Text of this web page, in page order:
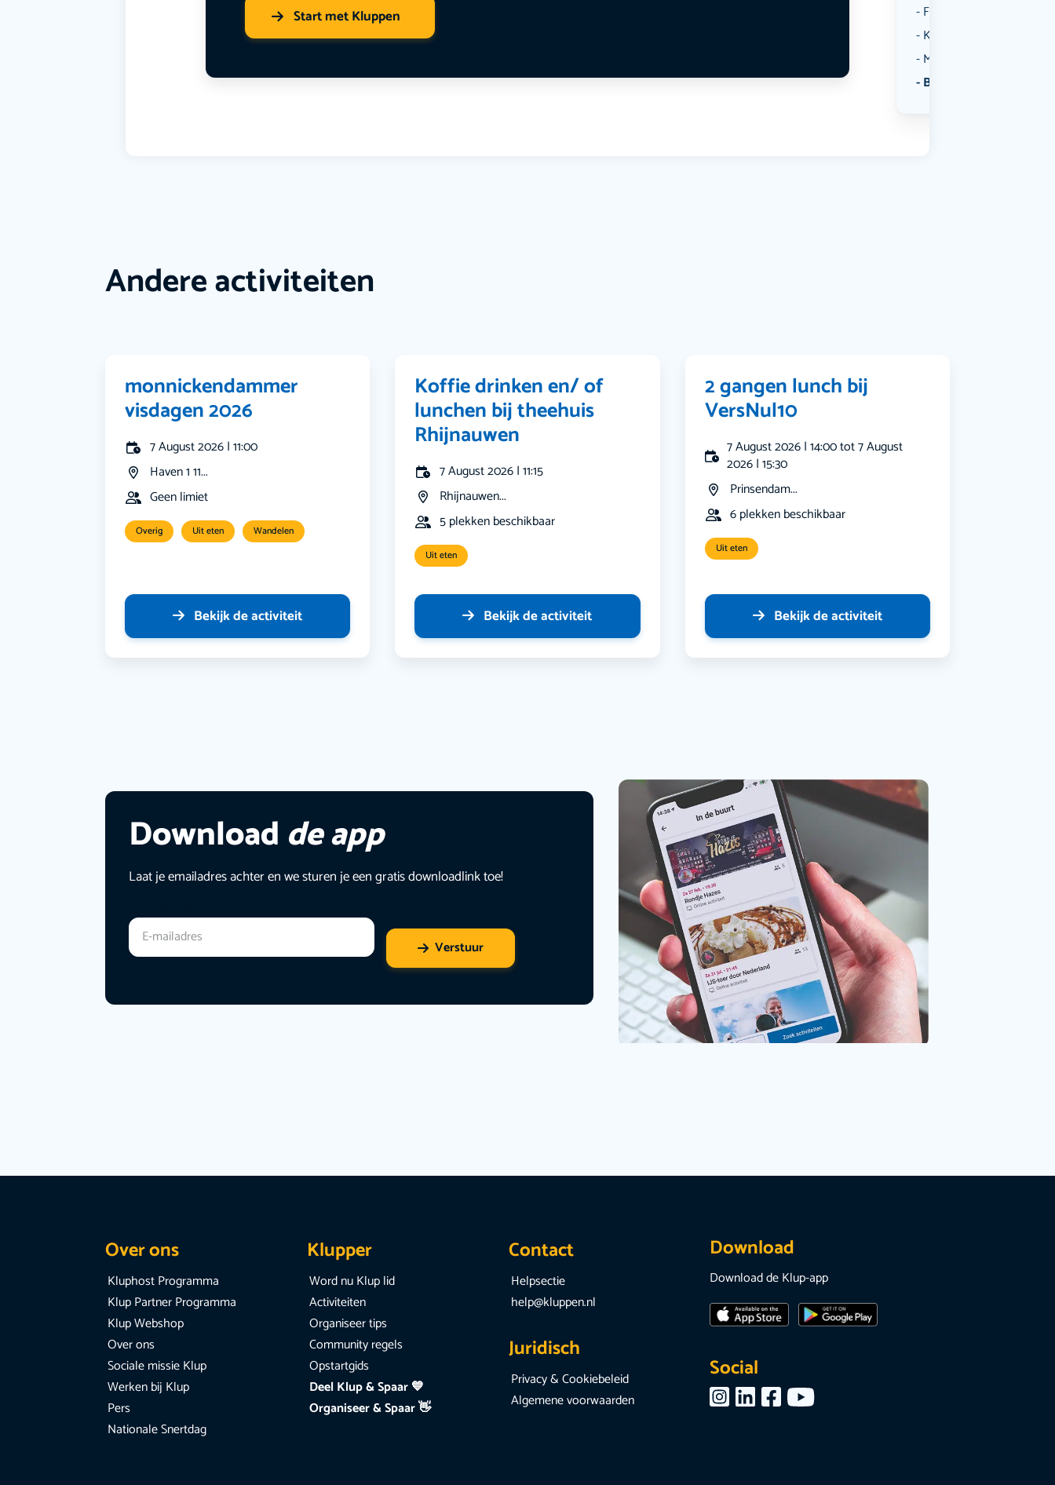
Film
Kunst & Cultuur
Muziek
Bekijk alle categorieën
Start met Kluppen
Andere activiteiten
monnickendammer
visdagen 2026
7 August 2026 | 11:00
Haven 1 11...
Geen limiet
Overig Uit eten Wandelen
Bekijk de activiteit
Koffie drinken en/ of
lunchen bij theehuis
Rhijnauwen
7 August 2026 | 11:15
Rhijnauwen...
5 plekken beschikbaar
Uit eten
Bekijk de activiteit
2 gangen lunch bij
VersNul10
7 August 2026 | 14:00 tot 7 August
2026 | 15:30
Prinsendam...
6 plekken beschikbaar
Uit eten
Bekijk de activiteit
Download de app
Laat je emailadres achter en we sturen je een gratis downloadlink toe!
Verstuur
Over ons
Kluphost Programma
Klup Partner Programma
Klup Webshop
Over ons
Sociale missie Klup
Werken bij Klup
Pers
Nationale Snertdag
Klupper
Word nu Klup lid
Activiteiten
Organiseer tips
Community regels
Opstartgids
Deel Klup & Spaar 💙
Organiseer & Spaar 👋
Contact
Helpsectie
help@kluppen.nl
Juridisch
Privacy & Cookiebeleid
Algemene voorwaarden
Download
Download de Klup-app
Social